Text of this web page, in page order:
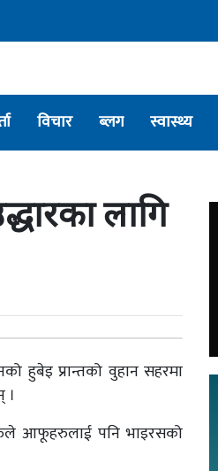
विचार ब्लग स्वास्थ्य
लागि
हुबेइ प्रान्तको वुहान सहरमा
।
आफूहरुलाई पनि भाइरसको